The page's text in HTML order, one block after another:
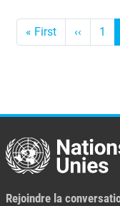
Pagination
« FirstFirst
page
‹‹ 1
Rejoindre la